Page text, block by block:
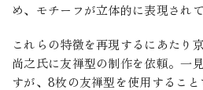
め、モチーフが立体的に表現されて
これらの特徴を再現するにあたり
尚之氏に友禅型の制作を依頼。一
すが、8枚の友禅型を使用するこ